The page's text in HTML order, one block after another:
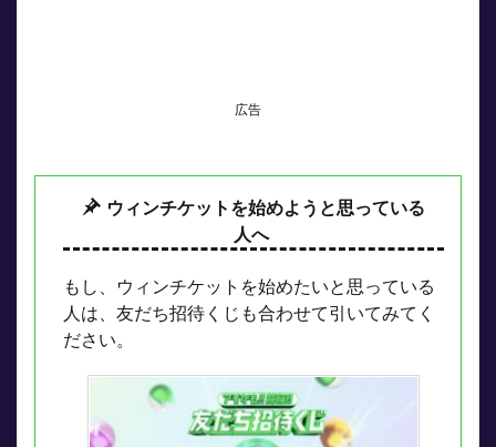
広告
ウィンチケットを始めようと思っている
人へ
もし、ウィンチケットを始めたいと思っている
人は、友だち招待くじも合わせて引いてみてく
ださい。